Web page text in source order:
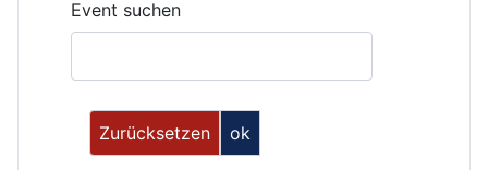
Event suchen